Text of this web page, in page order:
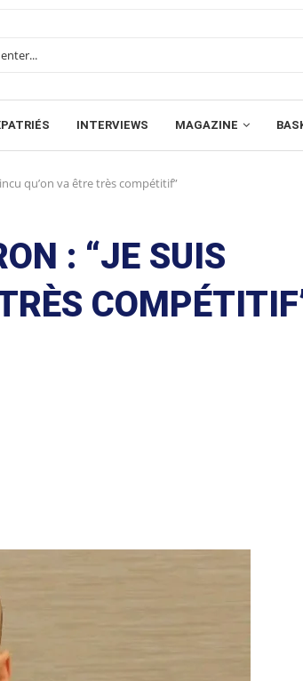
INTERVIEWS MAGAZINE
qu’on va être très compétitif”
: “JE SUIS